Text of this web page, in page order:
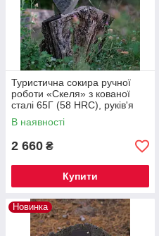
Туристична сокира ручної
роботи «Скеля» з кованої
сталі 65Г (58 HRC), руків'я
дуб, шкіряний чохол
В наявності
2 660 ₴
Купити
Новинка